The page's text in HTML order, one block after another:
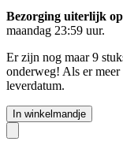
Bezorging uiterlijk
maandag 23:59 uur.
Er zijn nog maar 9
onderweg! Als er
leverdatum.
In winkelmandje